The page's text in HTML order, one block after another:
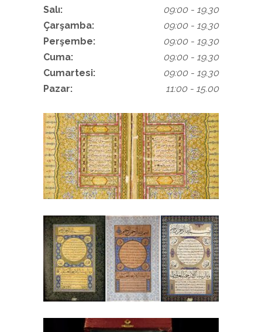
Salı:
Çarşamba:
Perşembe:
Cuma:
Cumartesi:
Pazar:
09:00 - 19.30
09:00 - 19.30
09:00 - 19.30
09:00 - 19.30
09:00 - 19.30
11:00 - 15.00